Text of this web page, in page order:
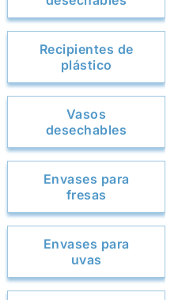
Recipientes de
plástico
Vasos
desechables
Envases para
fresas
Envases para
uvas